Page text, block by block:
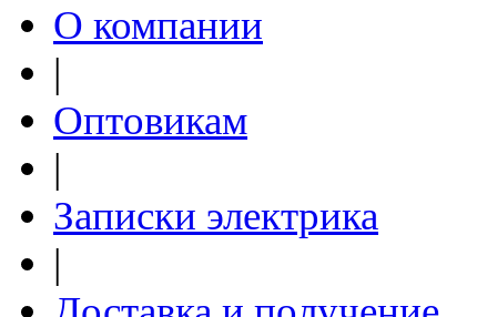
О компании
|
Оптовикам
|
Записки электрика
|